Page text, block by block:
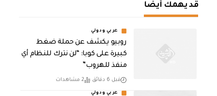
قد يهمك أيضا
عربي ودولي
روبيو يكشف عن حملة ضغط
كبيرة على كوبا: “لن نترك للنظام أي
منفذ للهروب”
قبل 6 دقائق 2 مشاهدات
عربي ودولي